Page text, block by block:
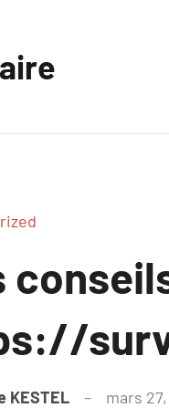
KESTEL mars